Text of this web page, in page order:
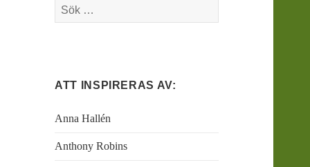
Sök
efter:
ATT INSPIRERAS AV:
Anna Hallén
Anthony Robins